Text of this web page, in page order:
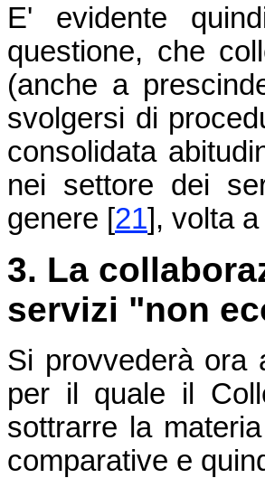
E' evidente
questione, che
(anche a
svolgersi di
consolidata
nei settore dei
genere [21], volta
3. La
servizi "non
Si provvederà ora
per il quale il
sottrarre la
comparative e